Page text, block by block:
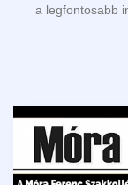
a legfontosabb